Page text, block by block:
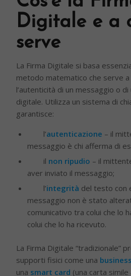
Digitale e a
serve
La Firma Digitale si basa
metodo matematico che serve
l’autenticità di un messaggio o
digitale. Utilizza un sistema di
garantisce:
l’autenticazione – il
messaggio è chi afferma di
il non ripudio – il
aver inviato il messaggio;
l’integrità del testo con
messaggio non è stato
comunicativo tra colui che lo
colui che lo ha ricevuto.
La Firma Digitale “tradizionale”
supporti fisici come una
una smart card (una carta simile